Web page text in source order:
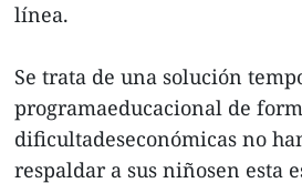
línea.
Se trata de una solución
programaeducacional de
dificultadeseconómicas no
respaldar a sus niñosen esta